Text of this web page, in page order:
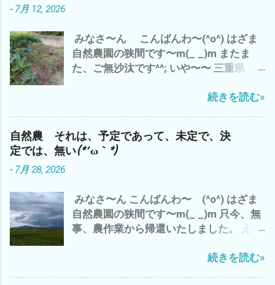
化できます が 来年 １０年後 いや、孫
の代まで と なると？ そ〜 単純に結
果がでる ＝計算 ＝割り切れる ものな
りや野菜達のお世話 って？ 今のところ
何の 生産性＝収穫も 無い(*´ω｀*) その
結果だけでは、 コスパは、 ０ゼロ 最低
って ことに(*´ω｀*) なので、 自然農っ
て、 コスパとは、 対極にある 仕事？＝
意味？ - 6月 04, 2023 って ことね^^; や
っぱ、 自然農は、 土作り ３年 技術・経
験 は、どのくらいか？ １０年か？ 数値
^^; 世の中、 効率ばかりでは、 人生 豊
かには、・・・・ だと^^; 追伸 今、フト
ゃんの夏休みの昆虫採集のコレクショ
ン・ω・ 連日の暑さで 夏バテぎみ(*´ω
｀*) で、 トイレの水 がぶ飲み(*´ω｀*)
熱中症にご注意して、 この夏を 乗り切
りましょ〜(^o^) では、 また
- 7月 12, 2026
みなさ〜ん こんばんわ〜(^o^) はざま
自然農園の狭間です〜m(_ _)m またま
た、ご無沙汰です^^; いや〜〜 三重県
ゃ〜 シルバーさんの依頼の草刈り&自分
は、草刈り三昧(*´ω｀*) もちろん、今日
も 雲出C自然農園にて草刈り デカ(*´ω
｀*) 種取り用 ズッキーニ ブラックズ
雨明け で 第一弾 梅干し ミナミヌマ
エビ 抱卵 メス 捕獲^^; シルバーさん
の草刈り 完了＼(^o^)／ 明日もまた、シ
予定^^; ガス検診 完了＼(^o^)／ ってな
わけで、ご報告まで^^; それでは、 皆様
続きを読む»
自然農 それは、予定であって、未定で、決
定では、無い(*´ω｀*)
- 7月 28, 2026
みなさ〜ん こんばんわ〜 (^o^) はざま
自然農園の狭間です〜m(_ _)m 只今、無
事、農作業から帰還いたしました。 え〜
前中は、猛暑 で、 午後から 嵐のよ
続きを読む»